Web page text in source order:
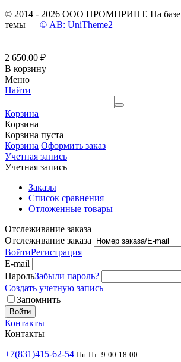
© 2014 - 2026 ООО ПРОМПРИНТ. На базе
темы — © AB: UniTheme2
2 650.00 ₽
В корзину
Меню
Найти
Корзина
Корзина
Корзина пуста
Корзина Оформить заказ
Учетная запись
Учетная запись
Заказы
Список сравнения
Отложенные товары
Отслеживание заказа
Отслеживание заказа
ВойтиРегистрация
E-mail
ПарольЗабыли пароль?
Создать учетную запись
Запомнить
Войти
Контакты
Контакты
+7(831)415-62-54 Пн-Пт: 9:00-18:00